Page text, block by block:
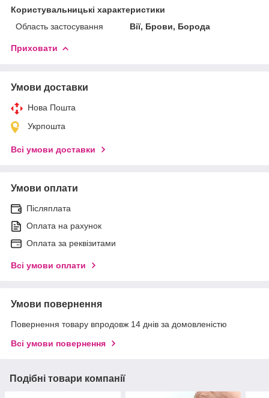
Користувальницькі характеристики
Область застосування
Вії, Брови, Борода
Приховати
Умови доставки
Нова Пошта
Укрпошта
Всі умови доставки
Умови оплати
Післяплата
Оплата на рахунок
Оплата за реквізитами
Всі умови оплати
Умови повернення
Повернення товару впродовж 14 днів за домовленістю
Всі умови повернення
Подібні товари компанії